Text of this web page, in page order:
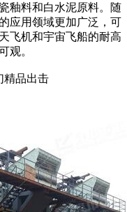
釉料和白水泥原料。随
应用领域更加广泛，可
飞机和宇宙飞船的耐高
观。
精品出击